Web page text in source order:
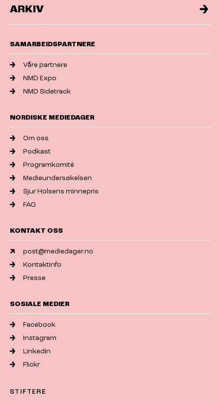
ARKIV
SAMARBEIDSPARTNERE
Våre partnere
NMD Expo
NMD Sidetrack
NORDISKE MEDIEDAGER
Om oss
Podkast
Programkomité
Medieundersøkelsen
Sjur Holsens minnepris
FAQ
KONTAKT OSS
post@mediedager.no
Kontaktinfo
Presse
SOSIALE MEDIER
Facebook
Instagram
LinkedIn
Flickr
STIFTERE